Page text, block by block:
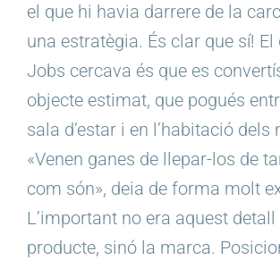
el que hi havia darrere de la
una estratègia. És clar que sí! El
Jobs cercava és que es
objecte estimat, que pogués
sala d’estar i en l’habitació dels
«Venen ganes de llepar-los de
com són», deia de forma molt
L’important no era aquest detall
producte, sinó la marca.